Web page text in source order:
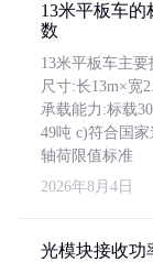
13米平板车的
数
13米平板车主
尺寸:长13m×宽
承载能力:标载
49吨 c)符合国
轴荷限值标准
2026年8月4日
光模块接收功